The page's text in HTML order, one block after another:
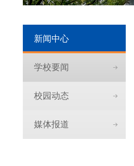
新闻中心
学校要闻
校园动态
媒体报道